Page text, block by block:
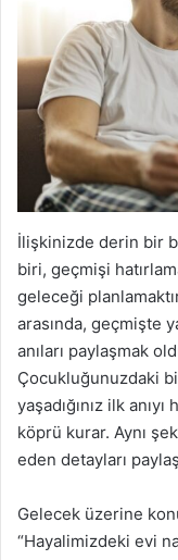
İlişkinizde derin bir
biri, geçmişi
geleceği
arasında, geçmişte
anıları paylaşmak
Çocukluğunuzdaki
yaşadığınız ilk
köprü kurar. Aynı
eden detayları
Gelecek üzerine
“Hayalimizdeki evi